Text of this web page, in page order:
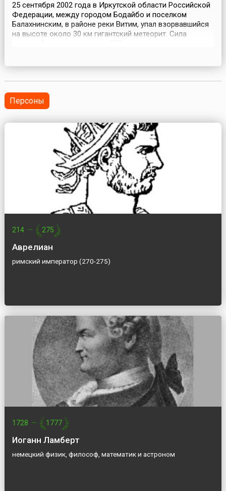
25 сентября 2002 года в Иркутской области Российской
Федерации, между городом Бодайбо и поселком
Балахнинским, в районе реки Витим, упал взорвавшийся
на высоте около 30 км гигантский метеорит. Сила
небес...
Персоны
214 — 275
Аврелиан
римский император (270-275)
1728 — 1777
Иоганн Ламберт
немецкий физик, философ, математик и астроном